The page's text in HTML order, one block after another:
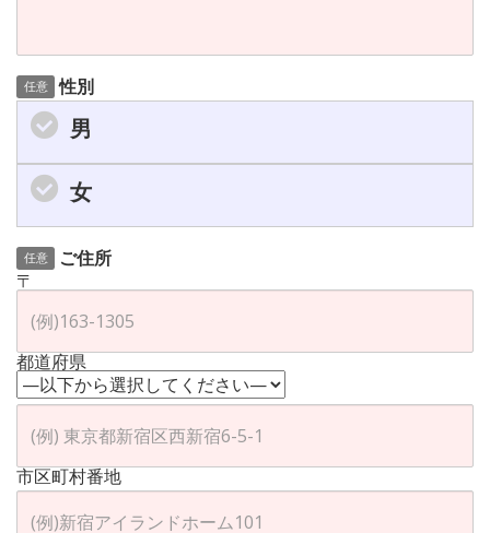
任意 性別
男
女
任意
ご住所
〒
都道府県
市区町村番地